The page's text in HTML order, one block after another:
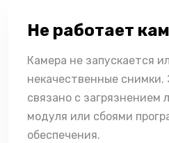
Не работает
Камера не запускается
некачественные
связано с загрязнением
модуля или сбоями
обеспечения.